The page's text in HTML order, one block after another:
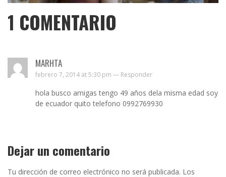
1 COMENTARIO
MARHTA
febrero 7, 2014 at 5:30 pm — Responder
hola busco amigas tengo 49 años dela misma edad soy
de ecuador quito telefono 0992769930
Dejar un comentario
Tu dirección de correo electrónico no será publicada. Los